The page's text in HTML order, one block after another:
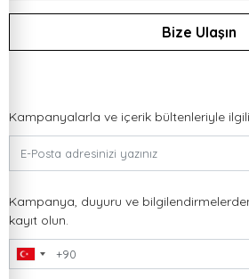
Bize Ulaşın
Kampanyalarla ve içerik bültenleriyle
Kampanya, duyuru ve
kayıt olun.